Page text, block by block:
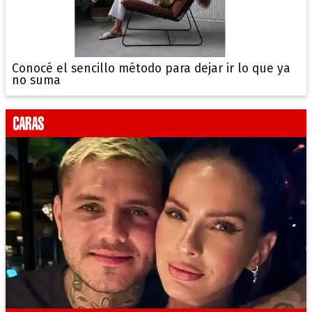
Conocé el sencillo método para dejar ir lo que ya
no suma